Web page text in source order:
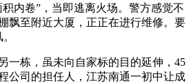
内卷”，当即逃离火场。警方感觉不
飘至附近大厦，正正在进行维修。要
栋，虽未向自家标的目的延伸，45
公司的担任人，江苏南通一初中让成